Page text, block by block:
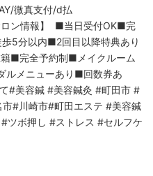
微真支付/d払
ン情報】 ■当日受付OK■完
5分以内■2回目以降特典あり
■完全予約制■メイクルーム
ルメニューあり■回数券あ
⁡#美容鍼 #美容鍼灸 #町田市 #
#川崎市#町田エステ #美容鍼
ツボ押し #ストレス #セルフケ